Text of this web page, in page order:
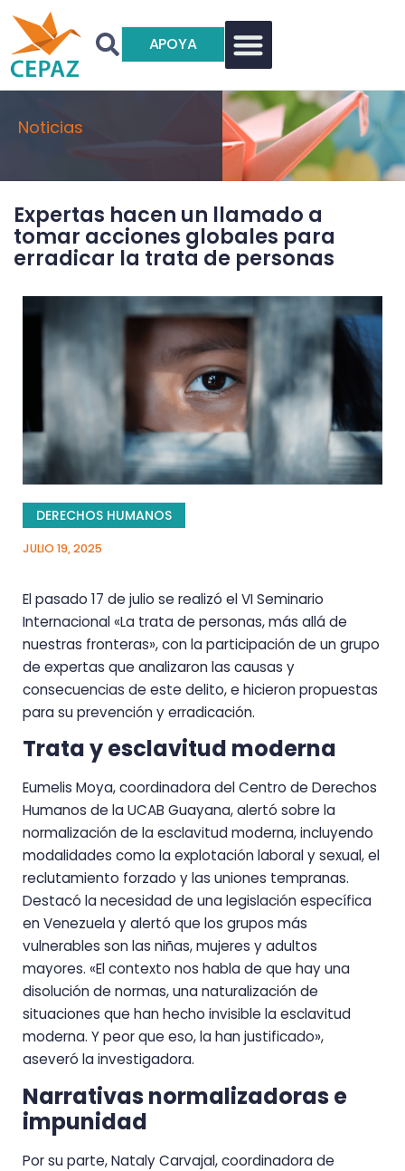
APOYA
Noticias
Expertas hacen un llamado a
tomar acciones globales para
erradicar la trata de personas
DERECHOS HUMANOS
JULIO 19, 2025
El pasado 17 de julio se realizó el VI Seminario
Internacional «La trata de personas, más allá de
nuestras fronteras», con la participación de un grupo
de expertas que analizaron las causas y
consecuencias de este delito, e hicieron propuestas
para su prevención y erradicación.
Trata y esclavitud moderna
Eumelis Moya, coordinadora del Centro de Derechos
Humanos de la UCAB Guayana, alertó sobre la
normalización de la esclavitud moderna, incluyendo
modalidades como la explotación laboral y sexual, el
reclutamiento forzado y las uniones tempranas.
Destacó la necesidad de una legislación específica
en Venezuela y alertó que los grupos más
vulnerables son las niñas, mujeres y adultos
mayores. «El contexto nos habla de que hay una
disolución de normas, una naturalización de
situaciones que han hecho invisible la esclavitud
moderna. Y peor que eso, la han justificado»,
aseveró la investigadora.
Narrativas normalizadoras e
impunidad
Por su parte, Nataly Carvajal, coordinadora de